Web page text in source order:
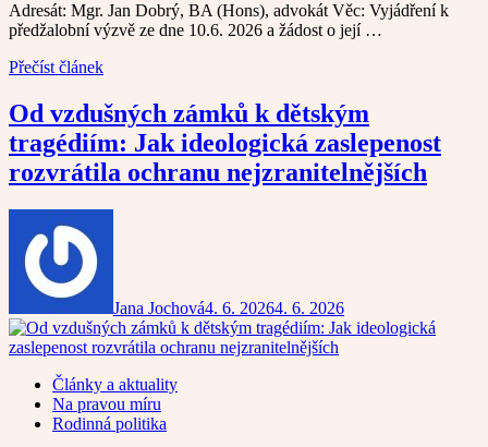
Adresát: Mgr. Jan Dobrý, BA (Hons), advokát Věc: Vyjádření k
předžalobní výzvě ze dne 10.6. 2026 a žádost o její …
Přečíst článek
Od vzdušných zámků k dětským
tragédiím: Jak ideologická zaslepenost
rozvrátila ochranu nejzranitelnějších
Jana Jochová4. 6. 20264. 6. 2026
Články a aktuality
Na pravou míru
Rodinná politika